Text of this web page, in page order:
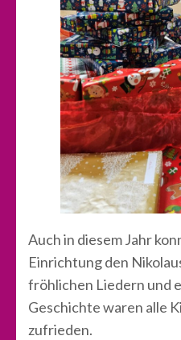
Auch in diesem Jahr
Einrichtung den
fröhlichen Liedern und
Geschichte waren alle
zufrieden.